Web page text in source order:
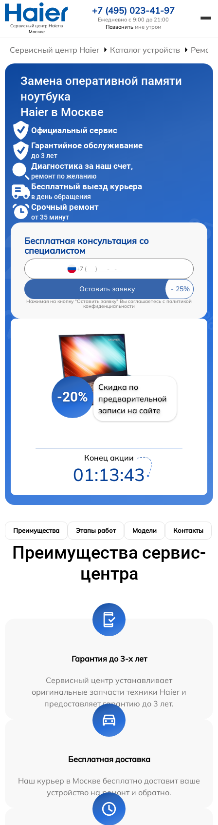
Сервисный центр Haierв
Москве
+7 (495) 023-41-97
Ежедневно с 9:00 до 21:00
Позвонить мне утром
Сервисный центр Haier Каталог устройств
Замена оперативной памяти
ноутбука
Haier в Москве
Официальный сервис
Гарантийное обслуживание
до 3 лет
Диагностика за наш счет,
ремонт по желанию
Бесплатный выезд курьера
в день обращения
Срочный ремонт
от 35 минут
Бесплатная консультация со
специалистом
Оставить заявку
Нажимая на кнопку "Оставить заявку" Вы соглашаетесь cполитикой
конфиденциальности
-20%
Скидка по
предварительной
записи на сайте
Конец акции
01:13:42
Преимущества Этапы работ Модели Контакты
Преимущества сервис-
центра
Гарантия до 3-х лет
Сервисный центр устанавливает
оригинальные запчасти техники Haier и
предоставляет гарантию до 3 лет.
Бесплатная доставка
Наш курьер в Москве бесплатно доставит ваше
устройство на ремонт и обратно.